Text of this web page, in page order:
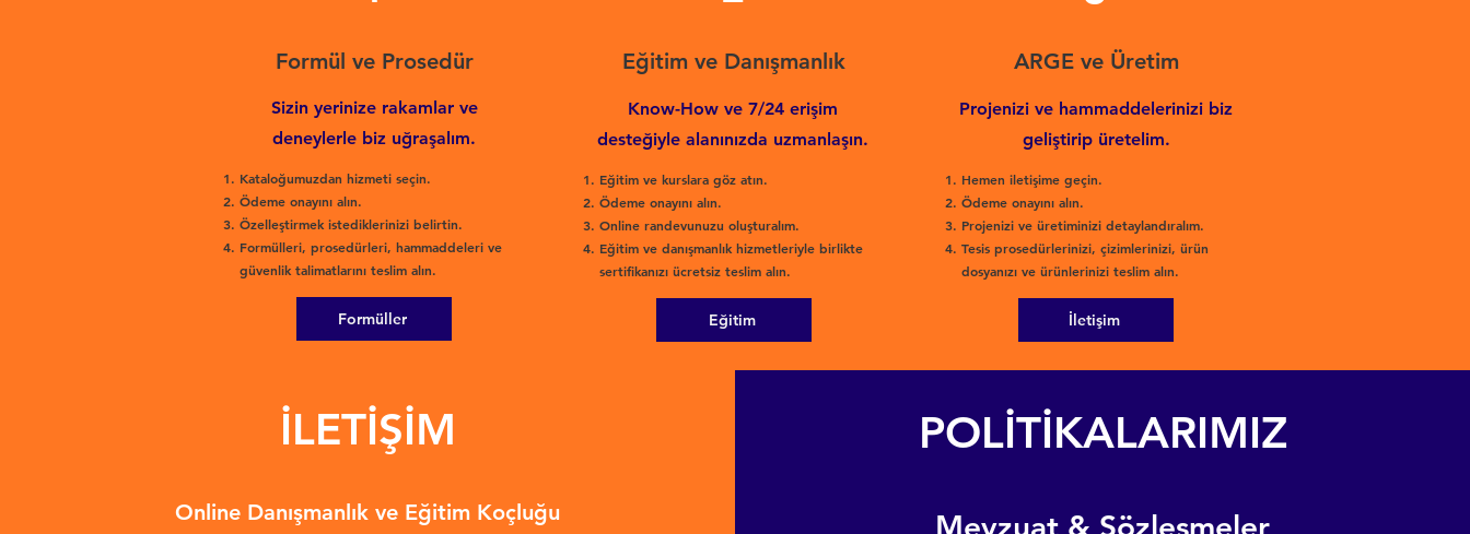
Formül ve Prosedür
Sizin yerinize rakamlar ve
deneylerle biz uğraşalım.
Kataloğumuzdan hizmeti seçin.
Ödeme onayını alın.
Özelleştirmek istediklerinizi belirtin.
Formülleri, prosedürleri, hammaddeleri ve
güvenlik talimatlarını teslim alın.
Formüller
Eğitim ve Danışmanlık
Know-How ve 7/24 erişim
desteğiyle alanınızda uzmanlaşın.
Eğitim ve kurslara göz atın.
Ödeme onayını alın.
Online randevunuzu oluşturalım.
Eğitim ve danışmanlık hizmetleriyle birlikte
sertifikanızı ücretsiz teslim alın.
Eğitim
ARGE ve Üretim
Hemen iletişime geçin.
Ödeme onayını alın.
Projenizi ve üretiminizi detaylandıralım.
Tesis prosedürlerinizi, çizimlerinizi, ürün
dosyanızı ve ürünlerinizi teslim alın.
Projenizi ve hammaddelerinizi biz
geliştirip üretelim.
İletişim
İLETİŞİM
Online Danışmanlık ve Eğitim Koçluğu
POLİTİKALARIMIZ
​Mevzuat & Sözleşmeler